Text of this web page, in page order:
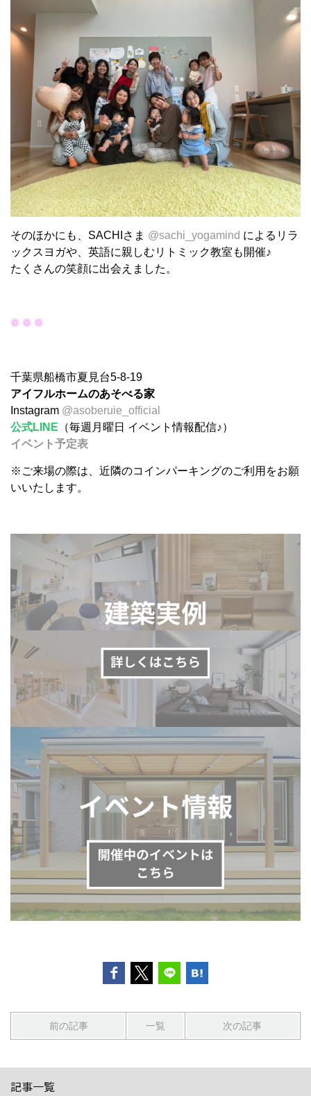
そのほかにも、SACHIさま @sachi_yogamind によるリラ
ックスヨガや、英語に親しむリトミック教室も開催♪
たくさんの笑顔に出会えました。
❁ ❁ ❁
千葉県船橋市夏見台5-8-19
アイフルホームのあそべる家
Instagram @asoberuie_official
公式LINE （毎週月曜日 イベント情報配信♪）
イベント予定表
※ご来場の際は、近隣のコインパーキングのご利用をお願
いいたします。
前の記事 一覧 次の記事
記事一覧